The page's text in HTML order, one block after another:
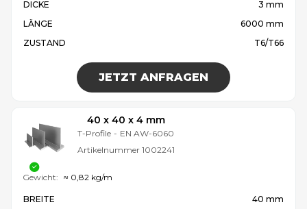
DICKE
3 mm
LÄNGE
6000 mm
ZUSTAND
T6/T66
JETZT ANFRAGEN
40 x 40 x 4 mm
T-Profile - EN AW-6060
Artikelnummer 1002241
BREITE 40 mm
Gewicht: ≈ 0,82 kg/m